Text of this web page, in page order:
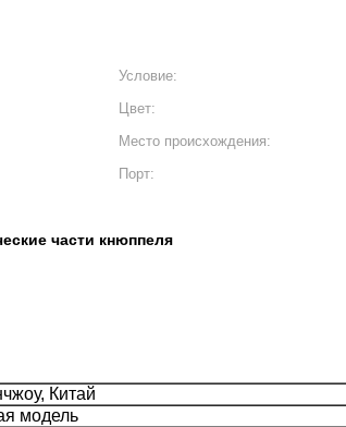
Условие:
Цвет:
Место происхождения:
Порт:
части кнюппеля
Китай
модель